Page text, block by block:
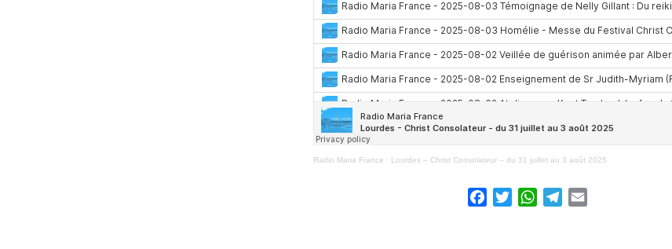
Radio Maria France · Lourdes – Christ Consolateur – du 31 juillet au 3 août 2025
Facebook
TwitterWhatsApp
Telegram